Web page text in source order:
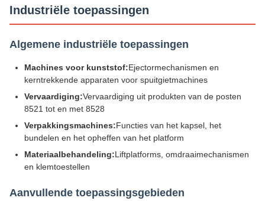
Industriële toepassingen
Algemene industriële toepassingen
Machines voor kunststof:Ejectormechanismen en
kerntrekkende apparaten voor spuitgietmachines
Vervaardiging:Vervaardiging uit produkten van de posten
8521 tot en met 8528
Verpakkingsmachines:Functies van het kapsel, het
bundelen en het opheffen van het platform
Materiaalbehandeling:Liftplatforms, omdraaimechanismen
en klemtoestellen
Aanvullende toepassingsgebieden